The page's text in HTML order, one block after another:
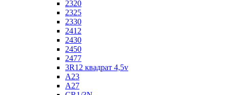
2320
2325
2330
2412
2430
2450
2477
3R12 квадрат 4,5v
A23
A27